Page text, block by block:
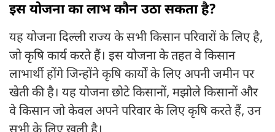
इस योजना का लाभ कौन उठा सकता है?
यह योजना दिल्ली राज्य के सभी किसान परिवारों के लिए है,
जो कृषि कार्य करते हैं। इस योजना के तहत वे किसान
लाभार्थी होंगे जिन्होंने कृषि कार्यों के लिए अपनी जमीन पर
खेती की है। यह योजना छोटे किसानों, मझोले किसानों और
वे किसान जो केवल अपने परिवार के लिए कृषि करते हैं, उन